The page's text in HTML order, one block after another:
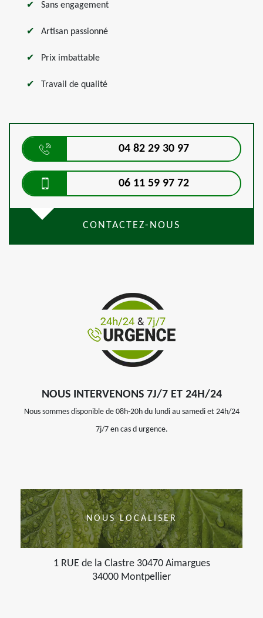
Sans engagement
Artisan passionné
Prix imbattable
Travail de qualité
04 82 29 30 97
06 11 59 97 72
CONTACTEZ-NOUS
NOUS INTERVENONS 7J/7 ET 24H/24
Nous sommes disponible de 08h-20h du lundi au samedi et 24h/24
7j/7 en cas d urgence.
NOUS LOCALISER
1 RUE de la Clastre 30470 Aimargues
34000 Montpellier